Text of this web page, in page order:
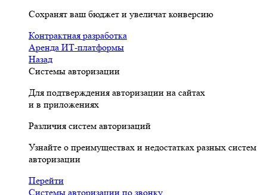
Сохранят ваш бюджет и увеличат конверсию
Контрактная разработка
Аренда ИТ-платформы
Назад
Системы авторизации
Для подтверждения авторизации на сайтах
и в приложениях
Различия систем авторизаций
Узнайте о преимуществах и недостатках разных систем
авторизации
Перейти
Системы авторизации по звонку